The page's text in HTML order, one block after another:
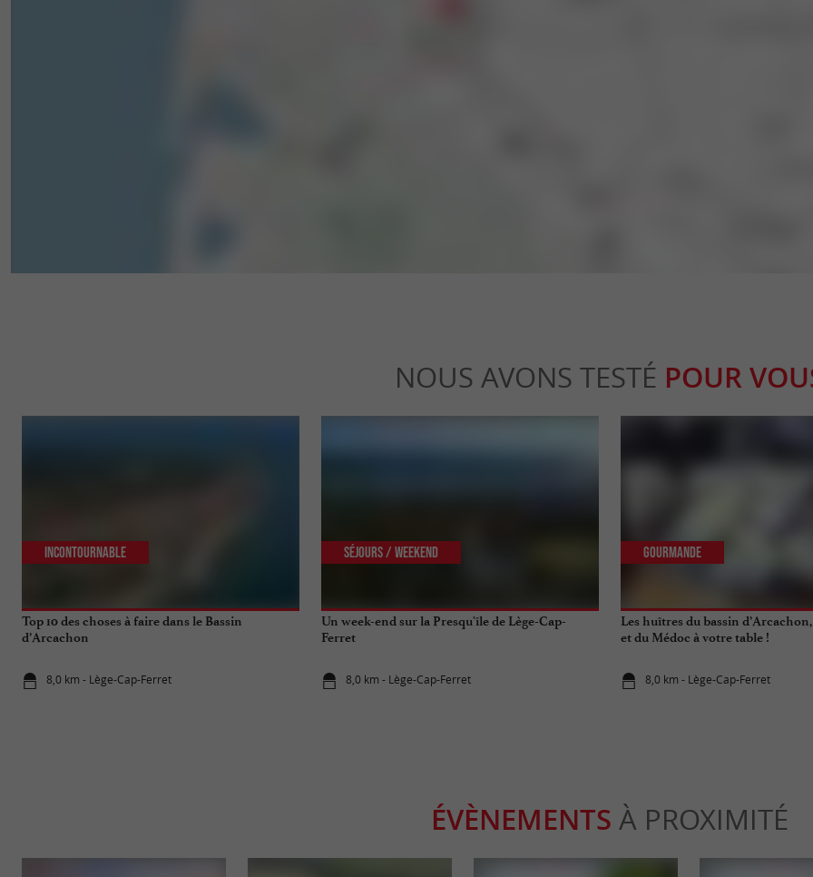
NOUS AVONS TESTÉ POUR
Top 10 des choses à faire dans le Bassin
d’Arcachon
8,0 km - Lège-Cap-Ferret
Incontournable
Un week-end sur la Presqu'île de Lège-Cap-
Ferret
8,0 km - Lège-Cap-Ferret
Séjours / Weekend
Les huîtres du bassin
et du Médoc à votre table !
8,0 km - Lège-Cap-Ferret
Gourmande
ÉVÈNEMENTS À PROXIMITÉ